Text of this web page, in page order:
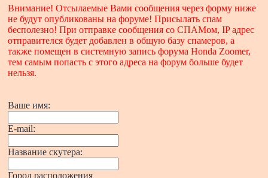
Внимание! Отсылаемые Вами сообщения через форму ниже
не будут опубликованы на форуме! Присылать спам
бесполезно! При отправке сообщения со СПАМом, IP адрес
отправителся будет добавлен в общую базу спамеров, а
также помещен в системную запись форума Honda Zoomer,
тем самым попасть с этого адреса на форум больше будет
нельзя.
Ваше имя:
E-mail:
Название скутера:
Город расположения